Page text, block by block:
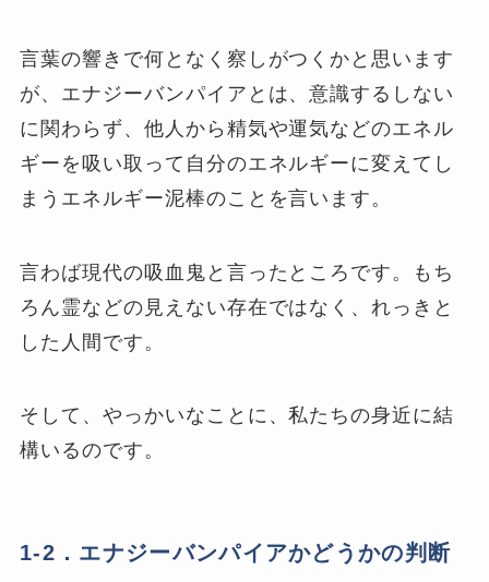
言葉の響きで何となく察しがつくかと思います
が、エナジーバンパイアとは、意識するしない
に関わらず、他人から精気や運気などのエネル
ギーを吸い取って自分のエネルギーに変えてし
まうエネルギー泥棒のことを言います。
言わば現代の吸血鬼と言ったところです。もち
ろん霊などの見えない存在ではなく、れっきと
した人間です。
そして、やっかいなことに、私たちの身近に結
構いるのです。
1-2．エナジーバンパイアかどうかの判断